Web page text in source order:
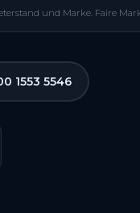
und Marke. Faire
1553 5546